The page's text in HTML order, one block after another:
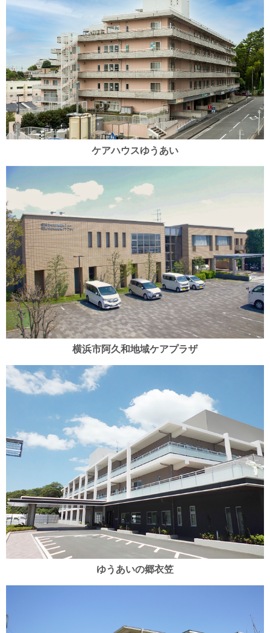
ケアハウスゆうあい
横浜市阿久和地域ケアプラザ
ゆうあいの郷衣笠